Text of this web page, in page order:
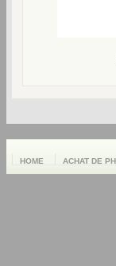
HOME ACHAT DE